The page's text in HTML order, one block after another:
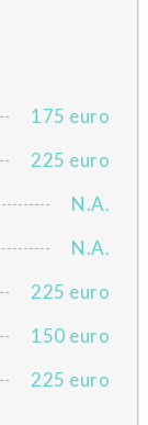
175 euro
225 euro
N.A.
N.A.
225 euro
150 euro
225 euro